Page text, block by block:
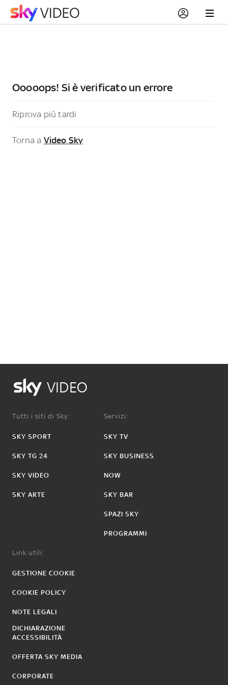
Ooooops! Si è verificato un errore
Riprova più tardi
Torna a Video Sky
VIDEO
Tutti i siti di Sky:
SKY SPORT
SKY TG 24
SKY VIDEO
SKY ARTE
Servizi:
SKY TV
SKY BUSINESS
NOW
SKY BAR
SPAZI SKY
PROGRAMMI
Link utili:
GESTIONE COOKIE
COOKIE POLICY
NOTE LEGALI
DICHIARAZIONE
ACCESSIBILITÀ
OFFERTA SKY MEDIA
CORPORATE